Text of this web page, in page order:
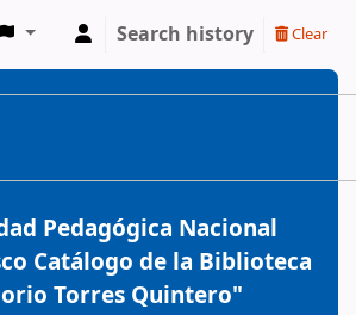
Search history Clear
Pedagógica Nacional
Catálogo de la Biblioteca
Torres Quintero"